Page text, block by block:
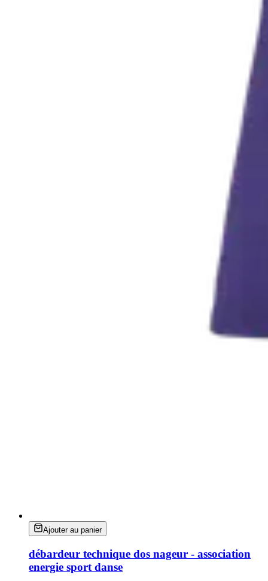
Ajouter au panier
débardeur technique dos nageur - association
energie sport danse